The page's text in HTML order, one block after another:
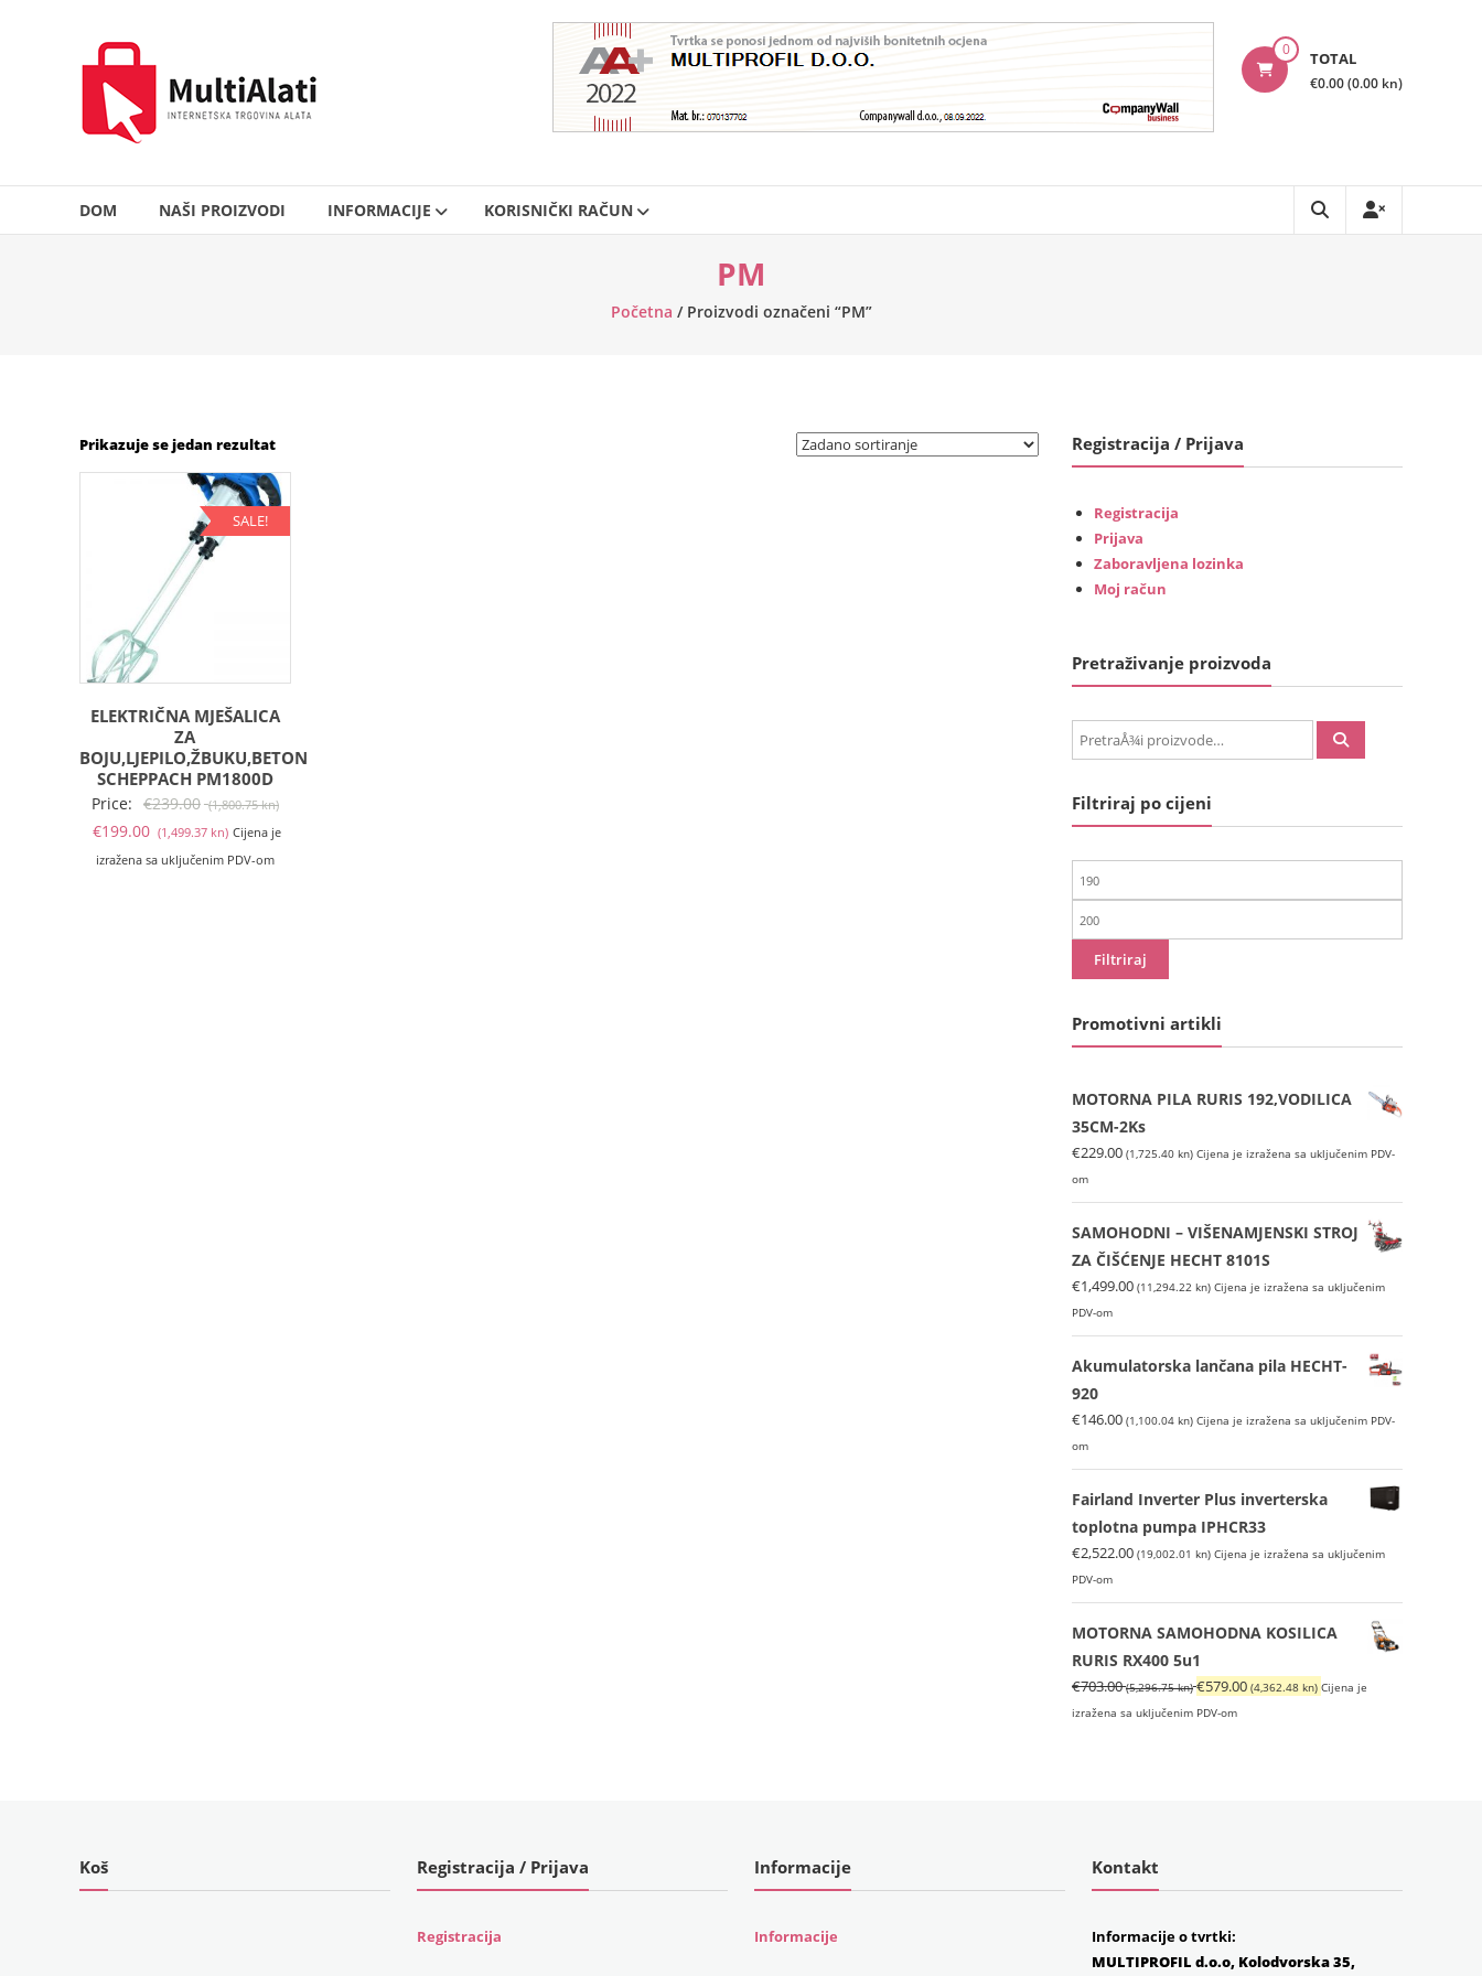
MultiAlati
Internetska
trgovina
alata
0 TOTAL
€0.00 (0.00 kn)
DOM NAŠI PROIZVODI INFORMACIJE KORISNIČKI RAČUN
PM
Početna / Proizvodi označeni “PM”
Prikazuje se jedan rezultat
SALE!
ELEKTRIČNA MJEŠALICA
ZA
BOJU,LJEPILO,ŽBUKU,BETON
SCHEPPACH PM1800D
Price: €239.00 (1,800.75 kn)Izvorna
cijena
€199.00 (1,499.37 kn)Trenutna
cijena
Cijena je
izražena sa uključenim PDV-om
Registracija / Prijava
Registracija
Prijava
Zaboravljena lozinka
Moj račun
Pretraživanje proizvoda
PretraÅ¾i:
Filtriraj po cijeni
Min
cijena
Maks
cijena
Filtriraj
Promotivni artikli
MOTORNA PILA RURIS 192,VODILICA
35CM-2Ks
€229.00 (1,725.40 kn) Cijena je izražena sa uključenim PDV-
om
SAMOHODNI – VIŠENAMJENSKI STROJ
ZA ČIŠĆENJE HECHT 8101S
€1,499.00 (11,294.22 kn) Cijena je izražena sa uključenim
PDV-om
Akumulatorska lančana pila HECHT-
920
€146.00 (1,100.04 kn) Cijena je izražena sa uključenim PDV-
om
Fairland Inverter Plus inverterska
toplotna pumpa IPHCR33
€2,522.00 (19,002.01 kn) Cijena je izražena sa uključenim
PDV-om
MOTORNA SAMOHODNA KOSILICA
RURIS RX400 5u1
€703.00 (5,296.75 kn)Izvorna
cijena
€579.00 (4,362.48 kn) Trenutna
Cijena je
izražena sa uključenim PDV-om
Koš Registracija / Prijava
Registracija
Informacije
Informacije
Kontakt
Informacije o tvrtki:
MULTIPROFIL d.o.o, Kolodvorska 35,